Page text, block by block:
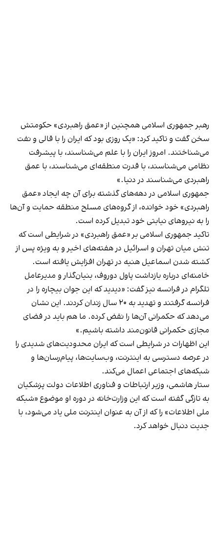
رهبر جمهوری اسلامی همچنین از «عمق راهبردی» حکومتش
سخن گفت و تاکید کرد: «یک روزی بود که ایران را با قالی و نفت
می‌شناختند. امروز ایران را با علم می‌شناسند، با پیشرفت
نظامی می‌شناسند، با قدرت منطقه‌ای می‌شناسند، با عمق
راهبردی می‌شناسند در دنیا.»
جمهوری اسلامی در دهه‌های گذشته برای آن چه ایجاد «عمق
راهبردی» خود خوانده، از گروه‌های مسلح منطقه حمایت و آن‌ها
را به نیروهای نیابتی خود تبدیل کرده است.
تاکید جمهوری اسلامی بر «عمق راهبردی» در شرایطی است که
تنش میان تهران و اسرائیل در هفته‌های اخیر و به ویژه پس از
کشته شدن اسماعیل هنیه در تهران افزایش یافته است.
خامنه‌ای درباره بازداشت پاول دوروف، بنیان‌گذار و مدیرعامل
تلگرام در فرانسه نیز گفت: «دیدید که این جوان بیچاره را در
فرانسه گرفتند و تهدید به ۲۰ سال زندان کردند. این نشان
می‌دهد که حکمرانی آن‌ها را نقض کرده. ما هم باید در فضای
مجازی حکمرانی قانون‌مند داشته باشیم.»
این اظهارات در شرایطی است که ایران محدودیت‌های شدیدی را
در عرصه دسترسی به اینترنت، وب‌سایت‌ها، پیام‌رسان‌ها و
شبکه‌های اجتماعی اعمال می‌کند.
ستار هاشمی، وزیر ارتباطات و فناوری اطلاعات دولت پزشکیان
به تازگی گفته است که این وزارت‌خانه در دوره او موضوع «شبکه
ملی اطلاعات» را که از آن به عنوان اینترنت ملی یاد می‌شود، با
جدیت دنبال خواهد کرد.